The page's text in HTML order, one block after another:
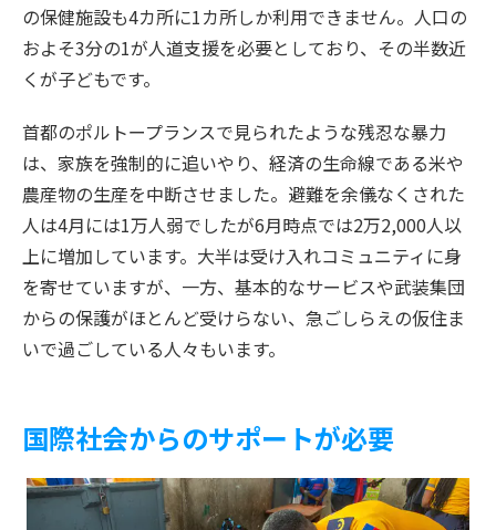
の保健施設も4カ所に1カ所しか利用できません。人口の
およそ3分の1が人道支援を必要としており、その半数近
くが子どもです。
首都のポルトープランスで見られたような残忍な暴力
は、家族を強制的に追いやり、経済の生命線である米や
農産物の生産を中断させました。避難を余儀なくされた
人は4月には1万人弱でしたが6月時点では2万2,000人以
上に増加しています。大半は受け入れコミュニティに身
を寄せていますが、一方、基本的なサービスや武装集団
からの保護がほとんど受けらない、急ごしらえの仮住ま
いで過ごしている人々もいます。
国際社会からのサポートが必要